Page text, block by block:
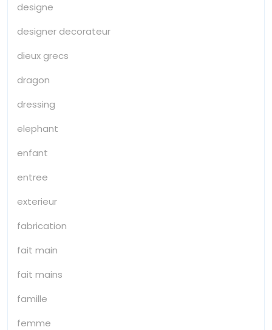
designe
designer decorateur
dieux grecs
dragon
dressing
elephant
enfant
entree
exterieur
fabrication
fait main
fait mains
famille
femme